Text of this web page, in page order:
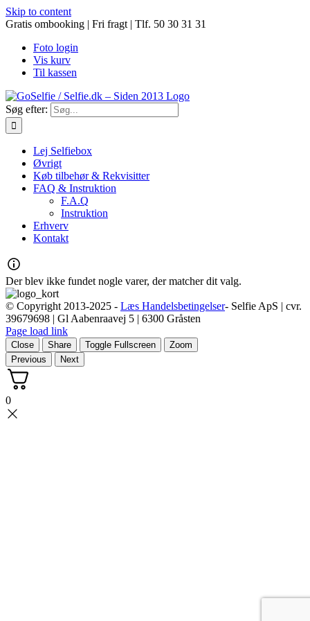
Skip to content
Gratis ombooking | Fri fragt | Tlf. 50 30 31 31
Foto login
Vis kurv
Til kassen
Søg efter:
Lej Selfiebox
Øvrigt
Køb tilbehør & Rekvisitter
FAQ & Instruktion
F.A.Q
Instruktion
Erhverv
Kontakt
Der blev ikke fundet nogle varer, der matcher dit valg.
© Copyright 2013-2025 - Læs Handelsbetingelser- Selfie ApS | cvr.
39679698 | Gl Aabenraavej 5 | 6300 Gråsten
Page load link
Close Share Toggle Fullscreen
Zoom
Previous
Next
0